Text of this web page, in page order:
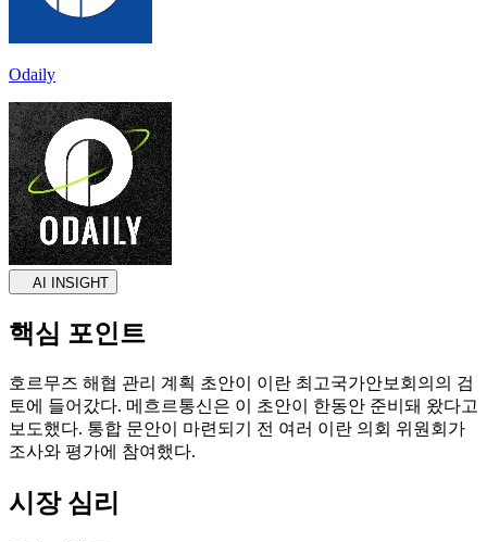
Odaily
AI INSIGHT
핵심 포인트
호르무즈 해협 관리 계획 초안이 이란 최고국가안보회의의 검
토에 들어갔다. 메흐르통신은 이 초안이 한동안 준비돼 왔다고
보도했다. 통합 문안이 마련되기 전 여러 이란 의회 위원회가
조사와 평가에 참여했다.
시장 심리